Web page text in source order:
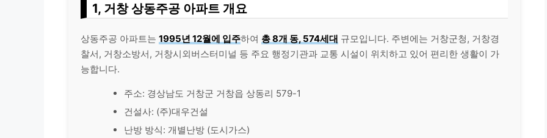
1, 거창 상동주공 아파트 개요
상동주공 아파트는 1995년 12월에 입주하여 총 8개 동, 574세대 규모입니다. 주변에는 거창군청, 거창경
찰서, 거창소방서, 거창시외버스터미널 등 주요 행정기관과 교통 시설이 위치하고 있어 편리한 생활이 가
능합니다.
주소: 경상남도 거창군 거창읍 상동리 579-1
건설사: (주)대우건설
난방 방식: 개별난방 (도시가스)